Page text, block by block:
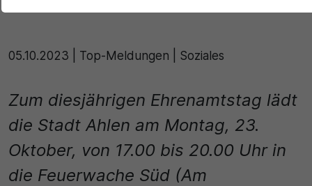
05.10.2023 Top-Meldungen | Soziales
Zum diesjährigen Ehrenamtstag lädt
die Stadt Ahlen am Montag, 23.
Oktober, von 17.00 bis 20.00 Uhr in
die Feuerwache Süd (Am
einwandfrei funktioniert.
Anbieter
Cookie Consent / Ahlen
Cookie-Informationen anzeigen
Diese Cookies dienen zur statistischen Erfassung, welche
zukünftig unser Informationsangebot zu optimieren. Die durch
die Cookie erzeugten Informationen im pseudonymen
Nutzerprofil werden nicht dazu benutzt, den Besucher dieser
Website persönlich zu identifizieren und nicht mit